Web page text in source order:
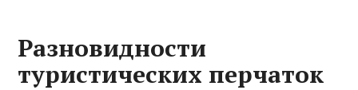
Разновидности
туристических перчаток